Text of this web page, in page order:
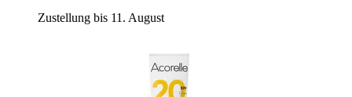
Zustellung bis 11. August